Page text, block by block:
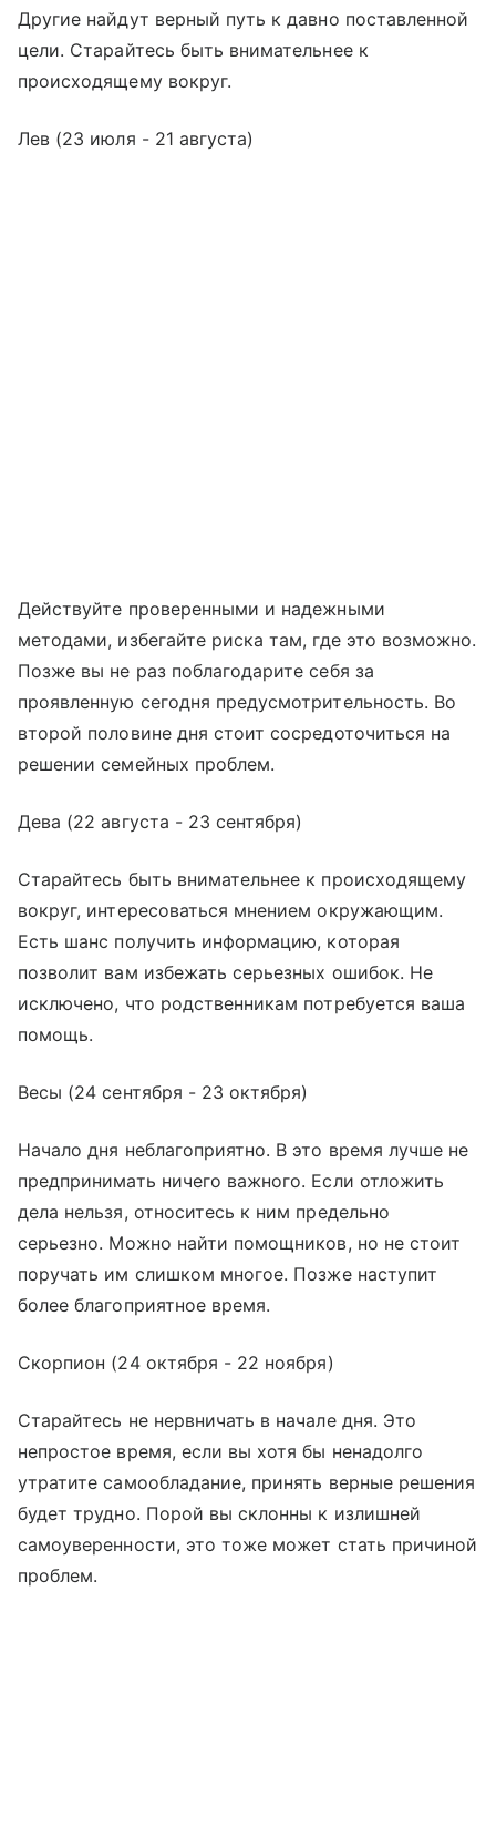
Другие найдут верный путь к давно поставленной
цели. Старайтесь быть внимательнее к
происходящему вокруг.
Лев (23 июля - 21 августа)
Действуйте проверенными и надежными
методами, избегайте риска там, где это возможно.
Позже вы не раз поблагодарите себя за
проявленную сегодня предусмотрительность. Во
второй половине дня стоит сосредоточиться на
решении семейных проблем.
Дева (22 августа - 23 сентября)
Старайтесь быть внимательнее к происходящему
вокруг, интересоваться мнением окружающим.
Есть шанс получить информацию, которая
позволит вам избежать серьезных ошибок. Не
исключено, что родственникам потребуется ваша
помощь.
Весы (24 сентября - 23 октября)
Начало дня неблагоприятно. В это время лучше не
предпринимать ничего важного. Если отложить
дела нельзя, относитесь к ним предельно
серьезно. Можно найти помощников, но не стоит
поручать им слишком многое. Позже наступит
более благоприятное время.
Скорпион (24 октября - 22 ноября)
Старайтесь не нервничать в начале дня. Это
непростое время, если вы хотя бы ненадолго
утратите самообладание, принять верные решения
будет трудно. Порой вы склонны к излишней
самоуверенности, это тоже может стать причиной
проблем.